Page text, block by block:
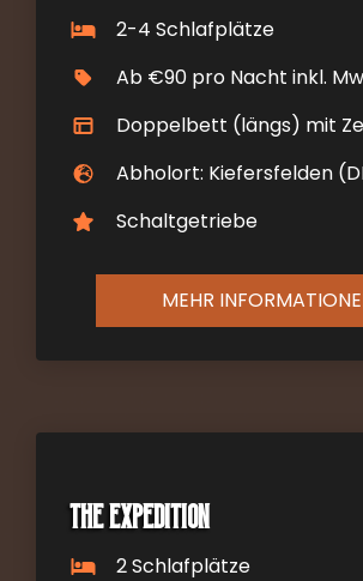
2-4 Schlafplätze
Ab €90 pro Nacht inkl.
Doppelbett (längs) mit
Abholort: Kiefersfelden
Schaltgetriebe
MEHR
The Expedition
2 Schlafplätze